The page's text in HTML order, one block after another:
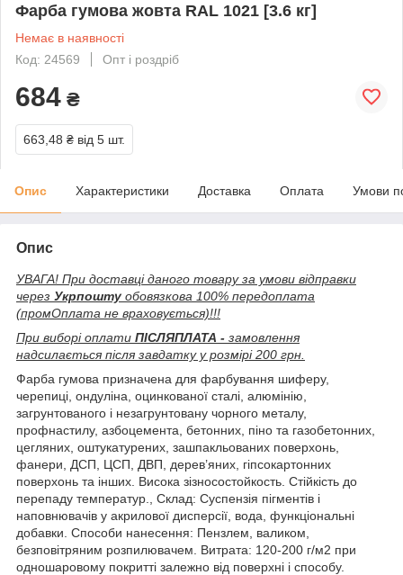
Фарба гумова жовта RAL 1021 [3.6 кг]
Немає в наявності
Код: 24569
Опт і роздріб
684 ₴
663,48 ₴ від 5 шт.
Опис Характеристики Доставка Оплата Умови
Опис
УВАГА! При доставці даного товару за умови відправки
через Укрпошту обовязкова 100% передоплата
(промОплата не враховується)!!!
При виборі оплати ПІСЛЯПЛАТА - замовлення
надсилається після завдатку у розмірі 200 грн.
Фарба гумова призначена для фарбування шиферу,
черепиці, ондуліна, оцинкованої сталі, алюмінію,
загрунтованого і незагрунтовану чорного металу,
профнастилу, азбоцемента, бетонних, піно та газобетонних,
цегляних, оштукатурених, зашпакльованих поверхонь,
фанери, ДСП, ЦСП, ДВП, дерев’яних, гіпсокартонних
поверхонь та інших. Висока зізносостойкость. Стійкість до
перепаду температур., Склад: Суспензія пігментів і
наповнювачів у акрилової дисперсії, вода, функціональні
добавки. Способи нанесення: Пензлем, валиком,
безповітряним розпилювачем. Витрата: 120-200 г/м2 при
одношаровому покритті залежно від поверхні і способу.